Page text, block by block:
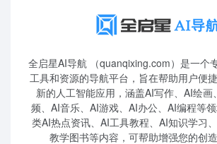
全启星AI导航 （quanqixing.com）是一个
工具和资源的导航平台，旨在帮助用户便
新的人工智能应用，涵盖AI写作、AI绘画
频、AI音乐、AI游戏、AI办公、AI编程等
类AI热点资讯、AI工具教程、AI知识学习
教学图书等内容，可帮助增强您的创造